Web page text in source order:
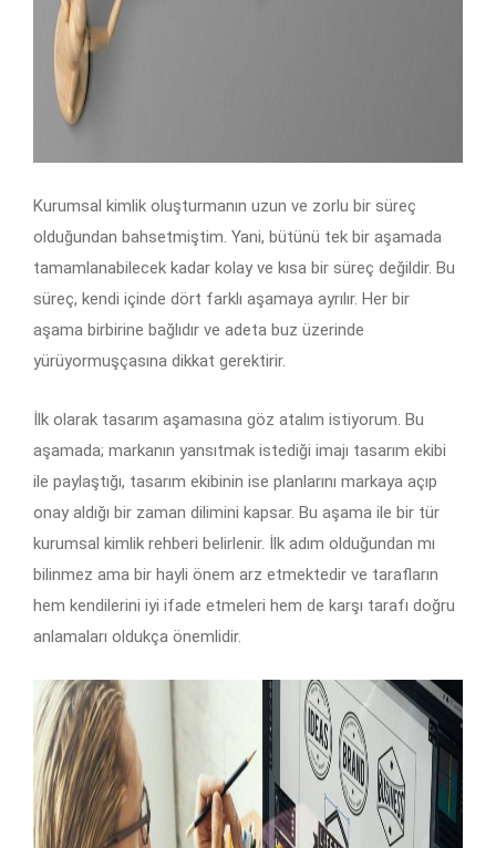
Kurumsal kimlik oluşturmanın uzun ve zorlu bir süreç
olduğundan bahsetmiştim. Yani, bütünü tek bir aşamada
tamamlanabilecek kadar kolay ve kısa bir süreç değildir. Bu
süreç, kendi içinde dört farklı aşamaya ayrılır. Her bir
aşama birbirine bağlıdır ve adeta buz üzerinde
yürüyormuşçasına dikkat gerektirir.
İlk olarak tasarım aşamasına göz atalım istiyorum. Bu
aşamada; markanın yansıtmak istediği imajı tasarım ekibi
ile paylaştığı, tasarım ekibinin ise planlarını markaya açıp
onay aldığı bir zaman dilimini kapsar. Bu aşama ile bir tür
kurumsal kimlik rehberi belirlenir. İlk adım olduğundan mı
bilinmez ama bir hayli önem arz etmektedir ve tarafların
hem kendilerini iyi ifade etmeleri hem de karşı tarafı doğru
anlamaları oldukça önemlidir.